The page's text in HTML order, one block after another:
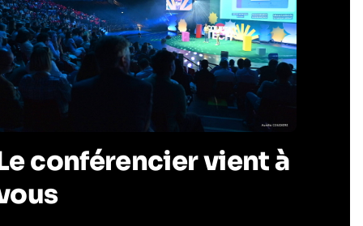
conférencier vient à